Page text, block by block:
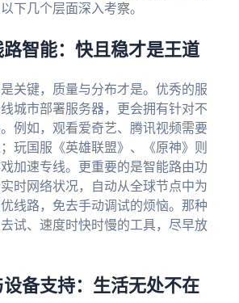
下几个层面深入考察。
智能：快且稳才是王道
关键，质量与分布才是。优秀的服
城市部署服务器，更会拥有针对不
例如，观看爱奇艺、腾讯视频需要
玩国服《英雄联盟》、《原神》则
加速专线。更重要的是智能路由功
时网络状况，自动从全球节点中为
线路，免去手动调试的烦恼。那种
试、速度时快时慢的工具，尽早放
备支持：生活无处不在